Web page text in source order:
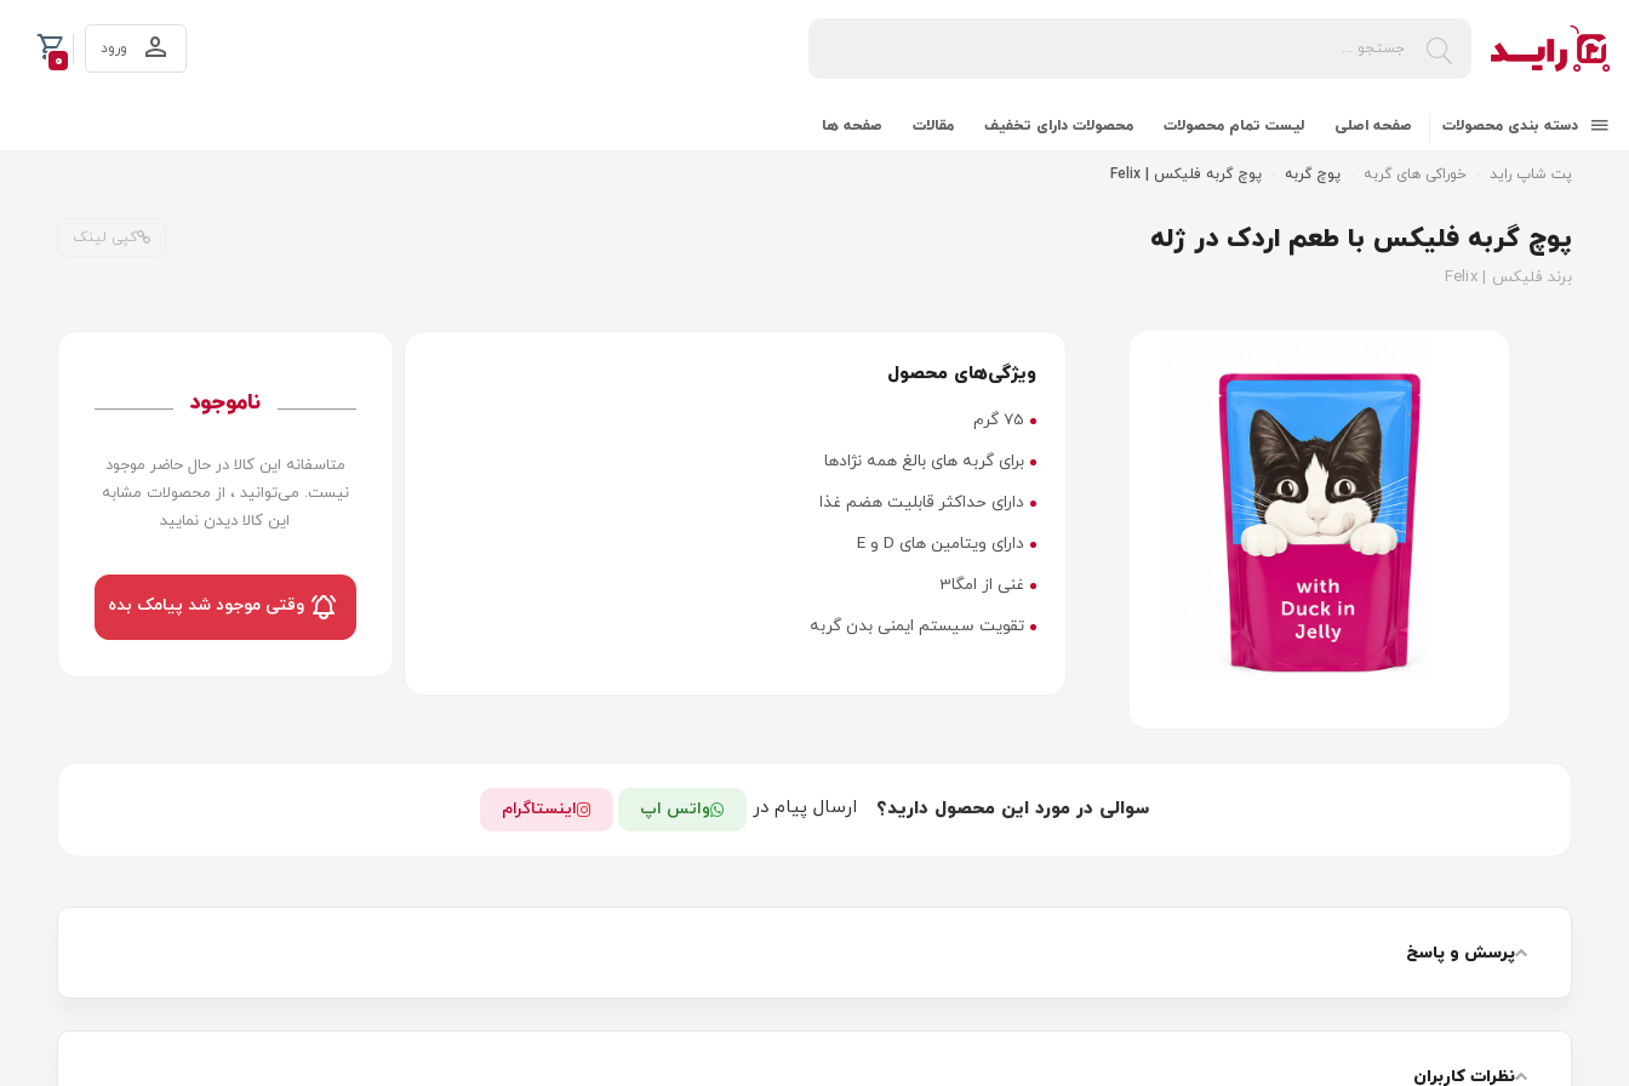
0
ورود
دسته بندی محصولات صفحه اصلی لیست تمام محصولات محصولات دارای تخفیف مقالات صفحه ها
پت شاپ راید خوراکی های گربه پوچ گربه پوچ گربه فلیکس | Felix
پوچ گربه فلیکس با طعم اردک در ژله کپی لینک
برند فلیکس | Felix
ویژگی‌های محصول
75 گرم
برای گربه های بالغ همه نژادها
دارای حداکثر قابلیت هضم غذا
دارای ویتامین های D و E
غنی از امگا3
تقویت سیستم ایمنی بدن گربه
ناموجود
متاسفانه این کالا در حال حاضر موجود
نیست. می‌توانید ، از محصولات مشابه
این کالا دیدن نمایید
وقتی موجود شد پیامک بده
سوالی در مورد این محصول دارید؟ ارسال پیام در واتس اپ اینستاگرام
پرسش و پاسخ
نظرات کاربران